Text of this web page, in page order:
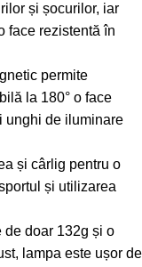
și șocurilor, iar
face rezistentă în
permite
la 180° o face
unghi de iluminare
și cârlig pentru o
și utilizarea
de doar 132g și o
lampa este ușor de